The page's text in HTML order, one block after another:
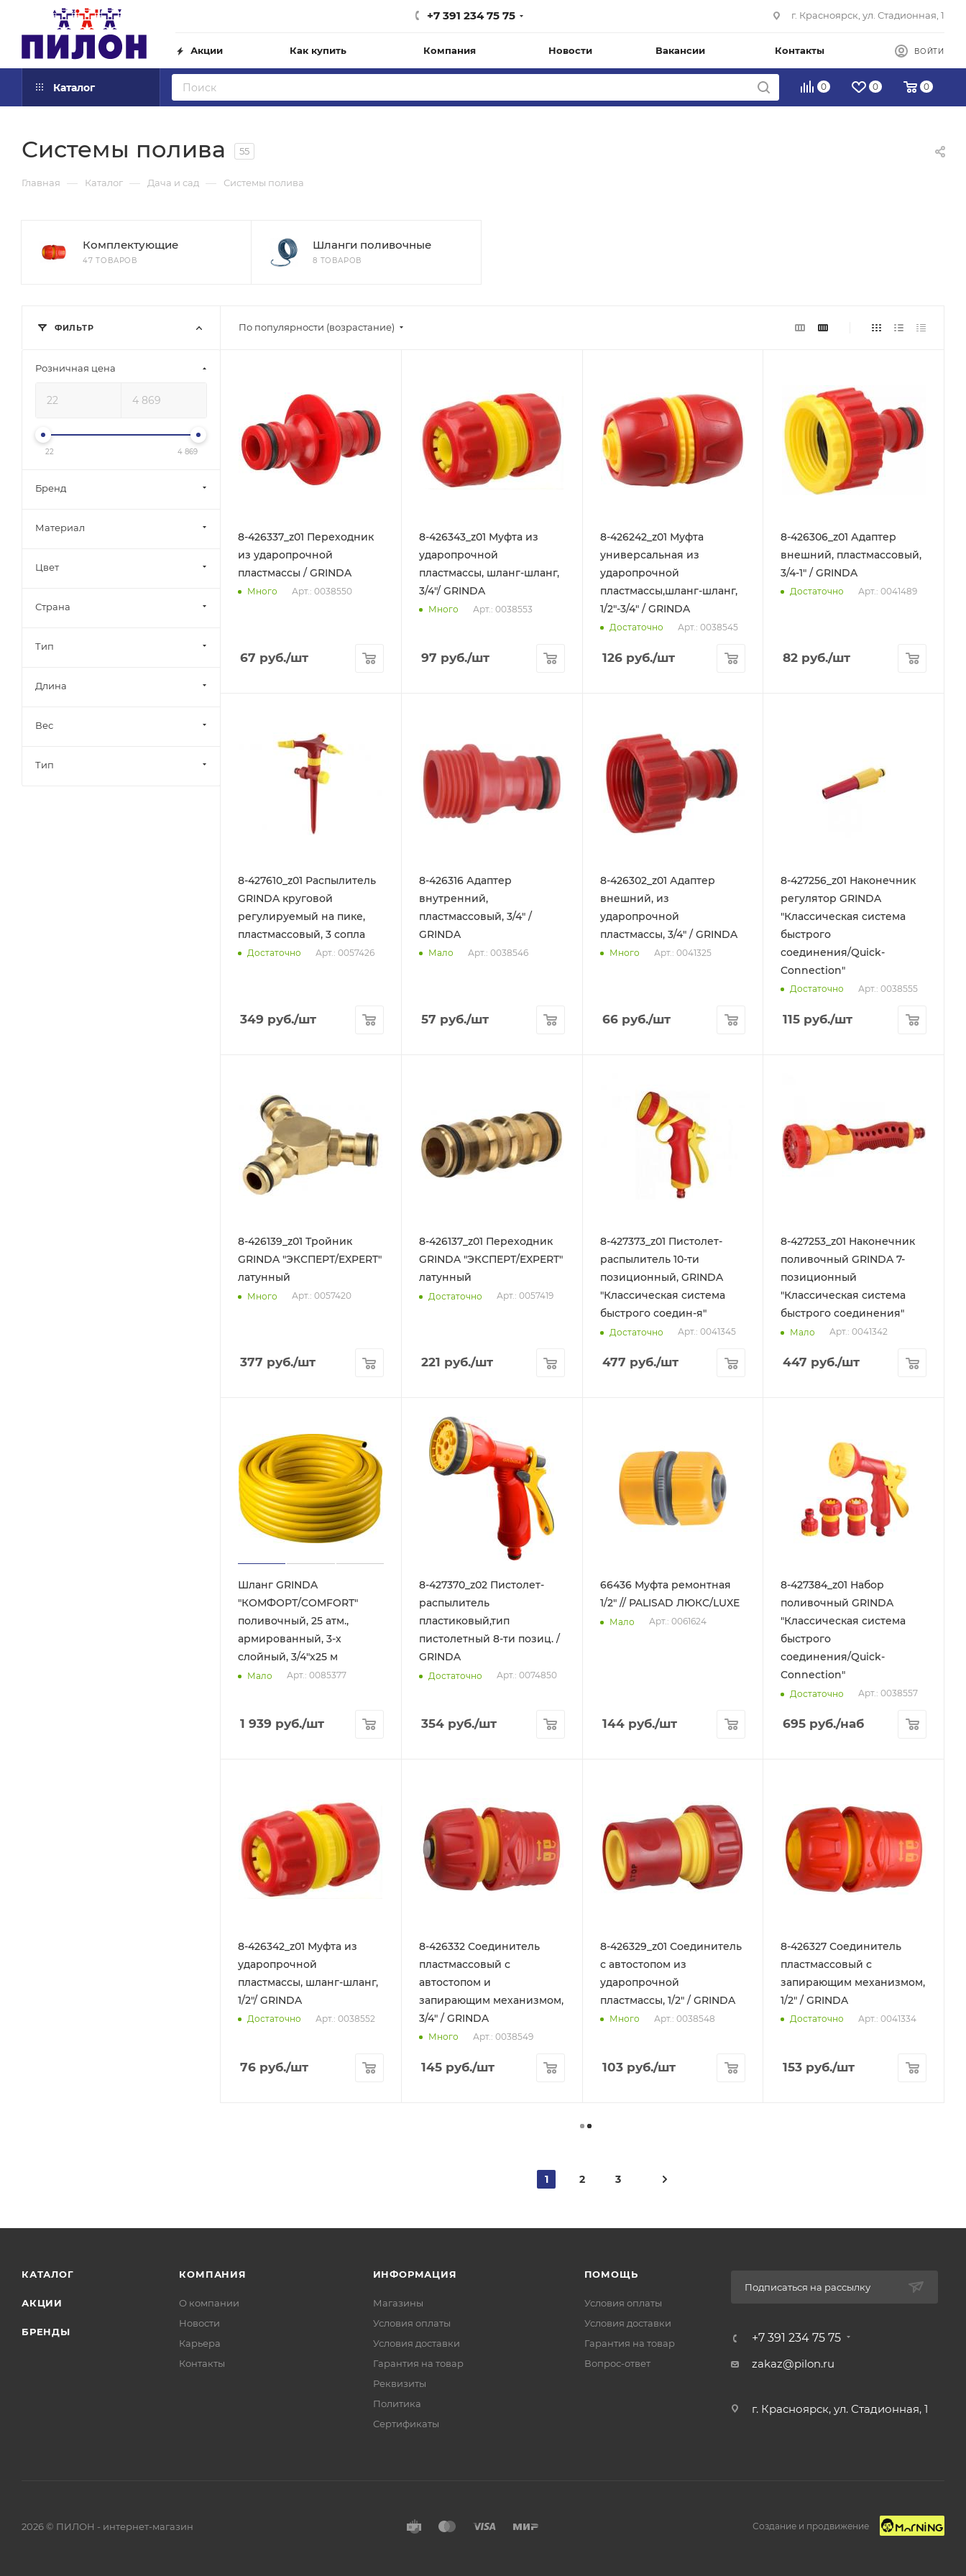
+7 391 234 75 75 г. Красноярск, ул. Стадионная, 1
Акции Как купить Компания Новости Вакансии Контакты ВОЙТИ
Каталог 0 0 0
Системы полива 55
Главная — Каталог — Дача и сад — Системы полива
Комплектующие
47 ТОВАРОВ
Шланги поливочные
8 ТОВАРОВ
По популярности (возрастание)
8-426337_z01 Переходник
из ударопрочной
пластмассы / GRINDA
Много Арт.: 0038550
67 руб./шт
8-426343_z01 Муфта из
ударопрочной
пластмассы, шланг-шланг,
3/4"/ GRINDA
Много Арт.: 0038553
97 руб./шт
8-426242_z01 Муфта
универсальная из
ударопрочной
пластмассы,шланг-шланг,
1/2"-3/4" / GRINDA
Достаточно Арт.: 0038545
126руб./шт
8-426306_z01 Адаптер
внешний, пластмассовый,
3/4-1" / GRINDA
Достаточно Арт.: 0041489
82 руб./шт
8-427610_z01 Распылитель
GRINDA круговой
регулируемый на пике,
пластмассовый, 3 сопла
Достаточно Арт.: 0057426
349 руб./шт
8-426316 Адаптер
внутренний,
пластмассовый, 3/4" /
GRINDA
Мало Арт.: 0038546
57 руб./шт
8-426302_z01 Адаптер
внешний, из
ударопрочной
пластмассы, 3/4" / GRINDA
Много Арт.: 0041325
66руб./шт
8-427256_z01 Наконечник
регулятор GRINDA
"Классическая система
быстрого
соединения/Quick-
Connection"
Достаточно Арт.: 0038555
115 руб./шт
8-426139_z01 Тройник
GRINDA "ЭКСПЕРТ/EXPERT"
латунный
Много Арт.: 0057420
377 руб./шт
8-426137_z01 Переходник
GRINDA "ЭКСПЕРТ/EXPERT"
латунный
Достаточно Арт.: 0057419
221 руб./шт
8-427373_z01 Пистолет-
распылитель 10-ти
позиционный, GRINDA
"Классическая система
быстрого соедин-я"
Достаточно Арт.: 0041345
477 руб./шт
8-427253_z01 Наконечник
поливочный GRINDA 7-
позиционный
"Классическая система
быстрого соединения"
Мало Арт.: 0041342
447 руб./шт
Шланг GRINDA
"КОМФОРТ/COMFORT"
поливочный, 25 атм.,
армированный, 3-х
слойный, 3/4"х25 м
Мало Арт.: 0085377
1 939 руб./шт
8-427370_z02 Пистолет-
распылитель
пластиковый,тип
пистолетный 8-ти позиц. /
GRINDA
Достаточно Арт.: 0074850
354руб./шт
66436 Муфта ремонтная
1/2" // PALISAD ЛЮКС/LUXE
Мало Арт.: 0061624
144руб./шт
8-427384_z01 Набор
поливочный GRINDA
"Классическая система
быстрого
соединения/Quick-
Connection"
Достаточно Арт.: 0038557
695 руб./наб
8-426342_z01 Муфта из
ударопрочной
пластмассы, шланг-шланг,
1/2"/ GRINDA
Достаточно Арт.: 0038552
76 руб./шт
8-426332 Соединитель
пластмассовый с
автостопом и
запирающим механизмом,
3/4" / GRINDA
Много Арт.: 0038549
145руб./шт
8-426329_z01 Соединитель
с автостопом из
ударопрочной
пластмассы, 1/2" / GRINDA
Много Арт.: 0038548
103руб./шт
8-426327 Соединитель
пластмассовый с
запирающим механизмом,
1/2" / GRINDA
Достаточно Арт.: 0041334
153 руб./шт
1 2 3
ФИЛЬТР
Розничная цена
22 4 869
Бренд
Материал
Цвет
Страна
Тип
Длина
Вес
Тип
КАТАЛОГ
АКЦИИ
БРЕНДЫ
КОМПАНИЯ
О компании
Новости
Карьера
Контакты
ИНФОРМАЦИЯ
Магазины
Условия оплаты
Условия доставки
Гарантия на товар
Реквизиты
Политика
Сертификаты
ПОМОЩЬ
Условия оплаты
Условия доставки
Гарантия на товар
Вопрос-ответ
Подписаться на рассылку
+7 391 234 75 75
zakaz@pilon.ru
г. Красноярск, ул. Стадионная, 1
2026 © ПИЛОН - интернет-магазин Создание и продвижение